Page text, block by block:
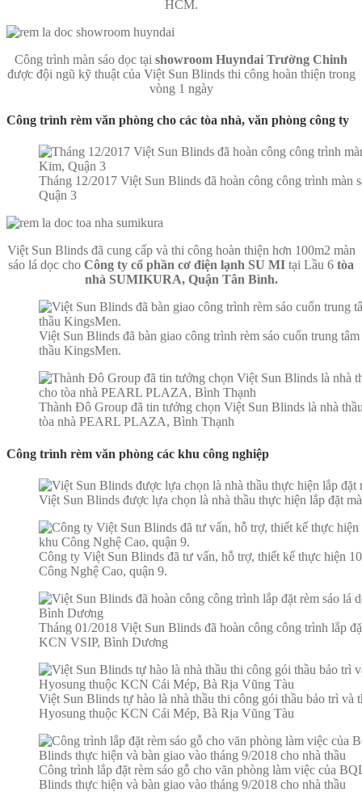
HCM.
Công trình màn sáo dọc tại showroom Huyndai Trường Chinh
được đội ngũ kỹ thuật của Việt Sun Blinds thi công hoàn thiện trong
vòng 1 ngày
Công trình rèm văn phòng cho các tòa nhà, văn phòng công ty
Tháng 12/2017 Việt Sun Blinds đã hoàn công công trình
Quận 3
Việt Sun Blinds đã cung cấp và thi công hoàn thiện hơn 100m2 màn
sáo lá dọc cho Công ty cổ phần cơ điện lạnh SU MI tại Lầu 6 tòa
nhà SUMIKURA, Quận Tân Bình.
Việt Sun Blinds đã bàn giao công trình rèm sáo cuốn trung
thầu KingsMen.
Thành Đô Group đã tin tưởng chọn Việt Sun Blinds là nhà
tòa nhà PEARL PLAZA, Bình Thạnh
Công trình rèm văn phòng các khu công nghiệp
Việt Sun Blinds được lựa chọn là nhà thầu thực hiện lắp đặt
Công ty Việt Sun Blinds đã tư vấn, hỗ trợ, thiết kế thực hiện
Công Nghệ Cao, quận 9.
Tháng 01/2018 Việt Sun Blinds đã hoàn công công trình lắp
KCN VSIP, Bình Dương
Việt Sun Blinds tự hào là nhà thầu thi công gói thầu bảo trì
Hyosung thuộc KCN Cái Mép, Bà Rịa Vũng Tàu
Công trình lắp đặt rèm sáo gỗ cho văn phòng làm việc của
Blinds thực hiện và bàn giao vào tháng 9/2018 cho nhà thầu